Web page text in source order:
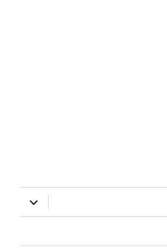
הצג
תפריט